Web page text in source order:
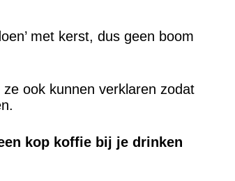
met kerst, dus geen boom
ze ook kunnen verklaren zodat
kop koffie bij je drinken